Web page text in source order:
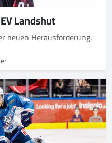
Landshut
neuen Herausforderung.